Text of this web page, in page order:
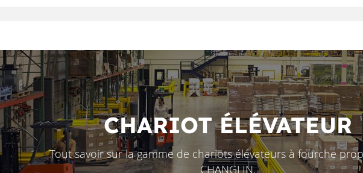
CHARIOT ÉLÉVATEUR
Tout savoir sur la gamme de chariots élévateurs à fourche
CHANGLIN.